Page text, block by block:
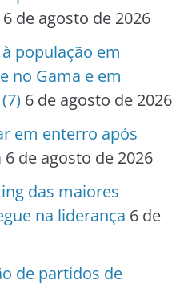
6 de agosto de 2026
população em
no Gama e em
6 de agosto de 2026
em enterro após
6 de agosto de 2026
das maiores
na liderança 6 de
de partidos de